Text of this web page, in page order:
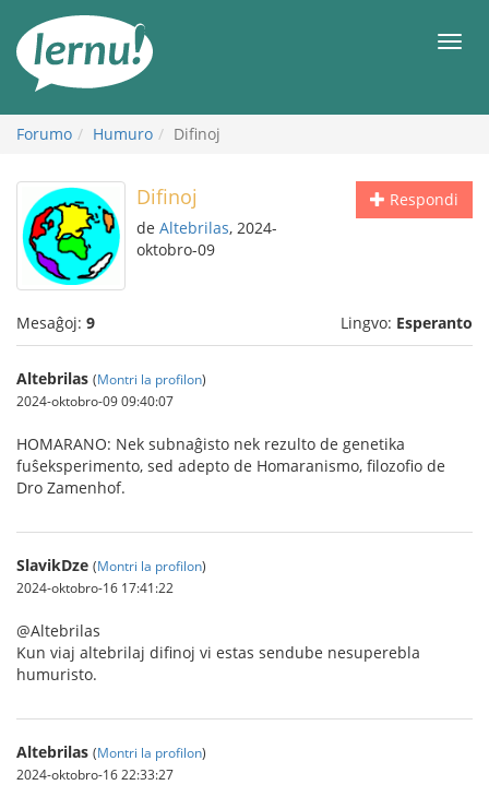
enhavo
Forumo Humuro Difinoj
Respondi
Difinoj
de Altebrilas, 2024-
oktobro-09
Mesaĝoj: 9 Lingvo: Esperanto
Altebrilas (Montri la profilon)
2024-oktobro-09 09:40:07
HOMARANO: Nek subnaĝisto nek rezulto de genetika
fuŝeksperimento, sed adepto de Homaranismo, filozofio de
Dro Zamenhof.
SlavikDze (Montri la profilon)
2024-oktobro-16 17:41:22
@Altebrilas
Kun viaj altebrilaj difinoj vi estas sendube nesuperebla
humuristo.
Altebrilas (Montri la profilon)
2024-oktobro-16 22:33:27